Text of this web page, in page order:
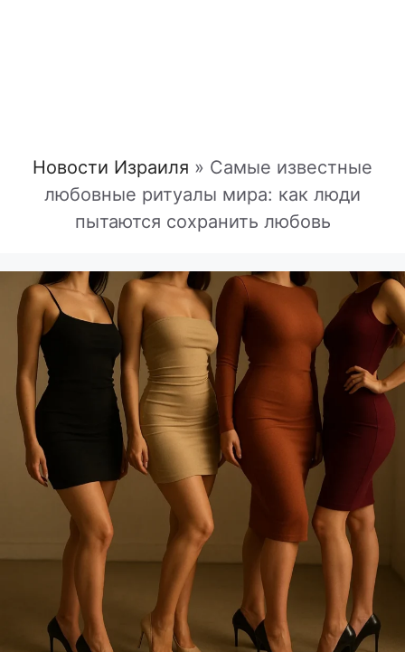
Новости Израиля » Самые известные
любовные ритуалы мира: как люди
пытаются сохранить любовь